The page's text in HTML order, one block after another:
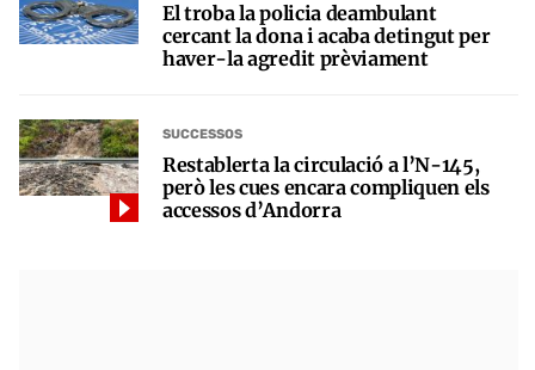
El troba la policia deambulant
cercant la dona i acaba detingut per
haver-la agredit prèviament
SUCCESSOS
Restablerta la circulació a l’N-145,
però les cues encara compliquen els
accessos d’Andorra